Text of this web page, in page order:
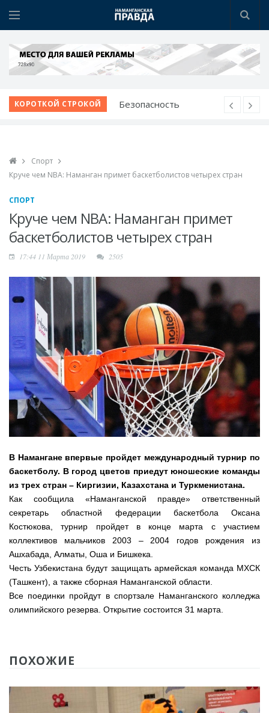
КОРОТКОЙ СТРОКОЙ
Безопасность
лучших в мире по ИИ
трибунах
Вопросы жителей - на
личном контроле
Звучание народной
души
Спорт
Круче чем NBA: Наманган примет баскетболистов четырех стран
СПОРТ
Круче чем NBA: Наманган примет
баскетболистов четырех стран
17:44 11 Марта 2019 2505
В Намангане впервые пройдет международный турнир по
баскетболу. В город цветов приедут юношеские команды
из трех стран – Киргизии, Казахстана и Туркменистана.
Как сообщила «Наманганской правде» ответственный
секретарь областной федерации баскетбола Оксана
Костюкова, турнир пройдет в конце марта с участием
коллективов мальчиков 2003 – 2004 годов рождения из
Ашхабада, Алматы, Оша и Бишкека.
Честь Узбекистана будут защищать армейская команда МХСК
(Ташкент), а также сборная Наманганской области.
Все поединки пройдут в спортзале Наманганского колледжа
олимпийского резерва. Открытие состоится 31 марта.
ПОХОЖИЕ